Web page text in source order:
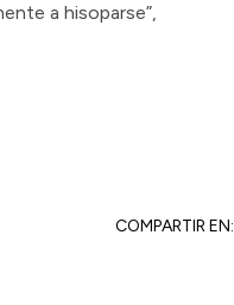
a hisoparse”,
COMPARTIR EN: